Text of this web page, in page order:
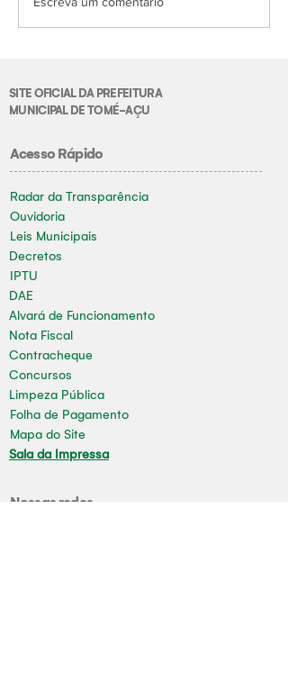
SITE OFICIAL DA PREFEITURA
MUNICIPAL DE TOMÉ-AÇU
Acesso Rápido
Radar da Transparência
Ouvidoria
Leis Municipais
Decretos
IPTU
DAE
Alvará de Funcionamento
Nota Fiscal
Contracheque
Concursos
Limpeza Pública
Folha de Pagamento
Mapa do Site
Sala da Impressa
Nossas redes